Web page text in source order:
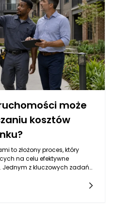
może
kosztów
to złożony proces, który
na celu efektywne
z kluczowych zadań
praktyce oznacza to nie tylko